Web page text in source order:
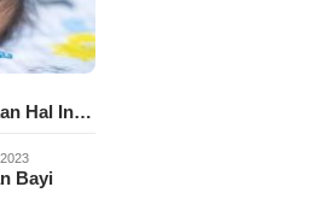
Hal In…
Bayi